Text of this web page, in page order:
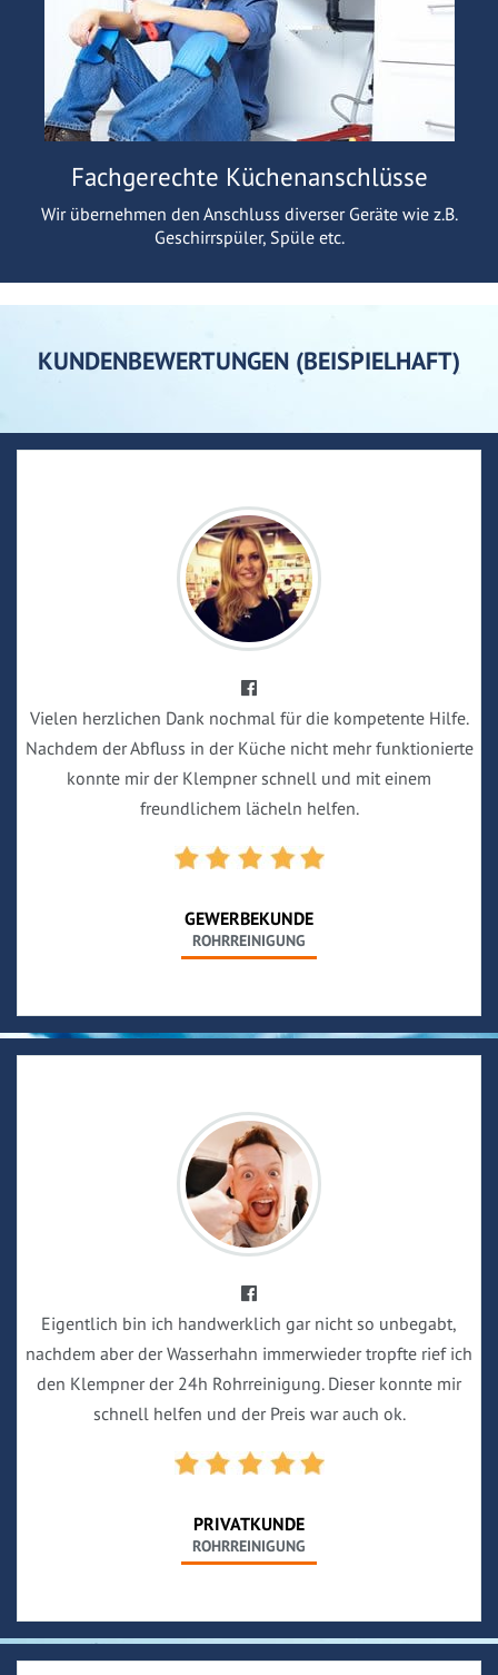
Fachgerechte Küchenanschlüsse
Wir übernehmen den Anschluss diverser Geräte wie z.B.
Geschirrspüler, Spüle etc.
KUNDENBEWERTUNGEN (BEISPIELHAFT)
Vielen herzlichen Dank nochmal für die kompetente Hilfe.
Nachdem der Abfluss in der Küche nicht mehr funktionierte
konnte mir der Klempner schnell und mit einem
freundlichem lächeln helfen.
GEWERBEKUNDE
ROHRREINIGUNG
Eigentlich bin ich handwerklich gar nicht so unbegabt,
nachdem aber der Wasserhahn immerwieder tropfte rief ich
den Klempner der 24h Rohrreinigung. Dieser konnte mir
schnell helfen und der Preis war auch ok.
PRIVATKUNDE
ROHRREINIGUNG